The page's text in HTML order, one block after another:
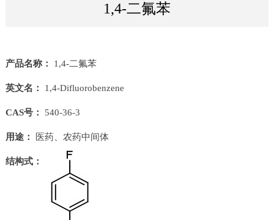
1,4-二氟苯
产品名称： 1,4-二氟苯
英文名： 1,4-Difluorobenzene
CAS号： 540-36-3
用途： 医药、农药中间体
结构式：